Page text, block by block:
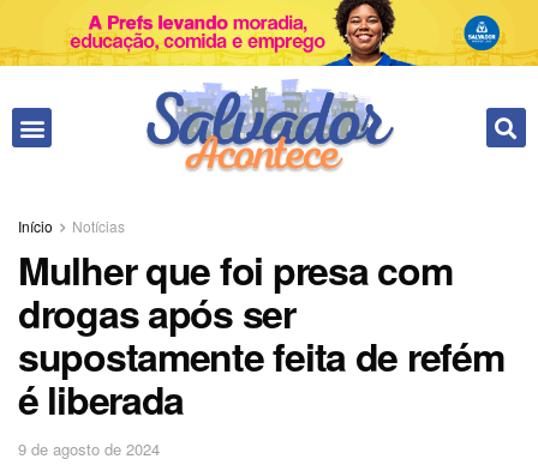
Início Notícias
Mulher que foi presa com
drogas após ser
supostamente feita de refém
é liberada
9 de agosto de 2024